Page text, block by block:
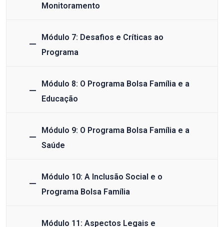
Monitoramento
Módulo 7: Desafios e Críticas ao
Programa
Módulo 8: O Programa Bolsa Família e a
Educação
Módulo 9: O Programa Bolsa Família e a
Saúde
Módulo 10: A Inclusão Social e o
Programa Bolsa Família
Módulo 11: Aspectos Legais e